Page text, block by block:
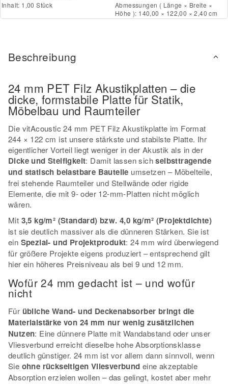
Inhalt: 1,00 Stück
Abmessungen ( Länge × Breite ×
Höhe ): 140,00 × 122,00 × 2,40 cm
Beschreibung
24 mm PET Filz Akustikplatten – die
dicke, formstabile Platte für Statik,
Möbelbau und Raumteiler
Die vitAcoustic 24 mm PET Filz Akustikplatte im Format
244 × 122 cm ist unsere stärkste und stabilste Platte. Ihr
eigentlicher Vorteil liegt weniger in der Akustik als in der
Dicke und Steifigkeit: Damit lassen sichselbsttragende
und statisch belastbare Bauteile umsetzen – Möbelteile,
frei stehende Raumteiler und Stellwände oder rigide
Elemente, die mit 9- oder 12-mm-Platten nicht möglich
wären.
Mit 3,5 kg/m² (Standard) bzw. 4,0 kg/m² (Projektdichte)
ist sie deutlich massiver als die dünneren Stärken. Sie ist
ein Spezial- und Projektprodukt: 24 mm wird überwiegend
für größere Projekte eigens produziert – entsprechend gilt
hier ein höheres Preisniveau als bei 9 und 12 mm.
Wofür 24 mm gedacht ist – und wofür
nicht
Für übliche Wand- und Deckenabsorber bringt die
Materialstärke von 24 mm nur wenig zusätzlichen
Nutzen: Eine dünnere Platte mit Wandabstand oder unser
Vliesverbund erreicht dieselbe hohe Absorptionsklasse
deutlich günstiger. 24 mm ist vor allem dann sinnvoll, wenn
Sie ohne rückseitigen Vliesverbund eine akzeptable
Absorption erzielen wollen – das gelingt, kostet aber mehr